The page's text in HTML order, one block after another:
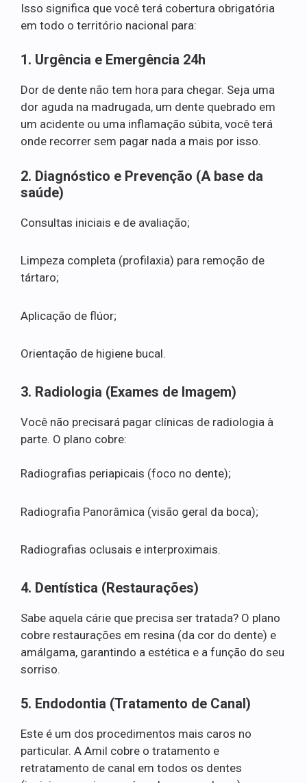
Isso significa que você terá cobertura obrigatória
em todo o território nacional para:
1. Urgência e Emergência 24h
Dor de dente não tem hora para chegar. Seja uma
dor aguda na madrugada, um dente quebrado em
um acidente ou uma inflamação súbita, você terá
onde recorrer sem pagar nada a mais por isso.
2. Diagnóstico e Prevenção (A base da
saúde)
Consultas iniciais e de avaliação;
Limpeza completa (profilaxia) para remoção de
tártaro;
Aplicação de flúor;
Orientação de higiene bucal.
3. Radiologia (Exames de Imagem)
Você não precisará pagar clínicas de radiologia à
parte. O plano cobre:
Radiografias periapicais (foco no dente);
Radiografia Panorâmica (visão geral da boca);
Radiografias oclusais e interproximais.
4. Dentística (Restaurações)
Sabe aquela cárie que precisa ser tratada? O plano
cobre restaurações em resina (da cor do dente) e
amálgama, garantindo a estética e a função do seu
sorriso.
5. Endodontia (Tratamento de Canal)
Este é um dos procedimentos mais caros no
particular. A Amil cobre o tratamento e
retratamento de canal em todos os dentes